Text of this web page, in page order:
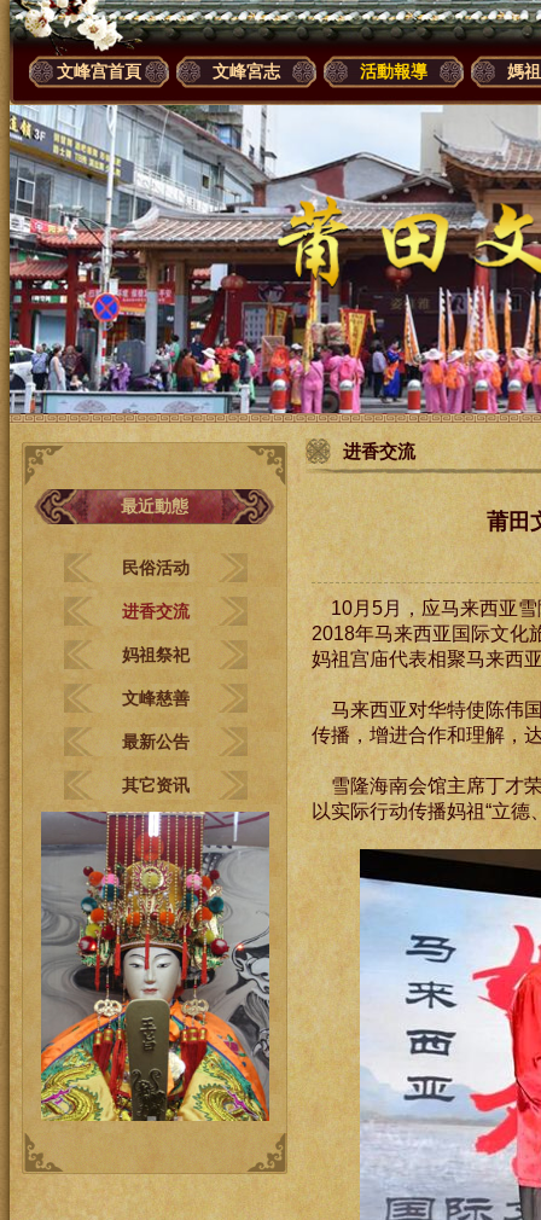
文峰宫首頁 文峰宮志 活動報導 媽
最近動態
民俗活动
进香交流
妈祖祭祀
文峰慈善
最新公告
其它资讯
进香交流
莆田
10月5月，应马来西亚雪
2018年马来西亚国际文化
妈祖宫庙代表相聚马来西
马来西亚对华特使陈伟
传播，增进合作和理解，
雪隆海南会馆主席丁才
以实际行动传播妈祖“立